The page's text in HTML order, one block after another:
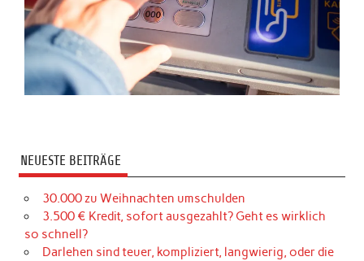
NEUESTE BEITRÄGE
30.000 zu Weihnachten umschulden
3.500 € Kredit, sofort ausgezahlt? Geht es wirklich
so schnell?
Darlehen sind teuer, kompliziert, langwierig, oder die